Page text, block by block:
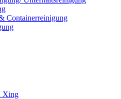
Containerreinigung
Xing